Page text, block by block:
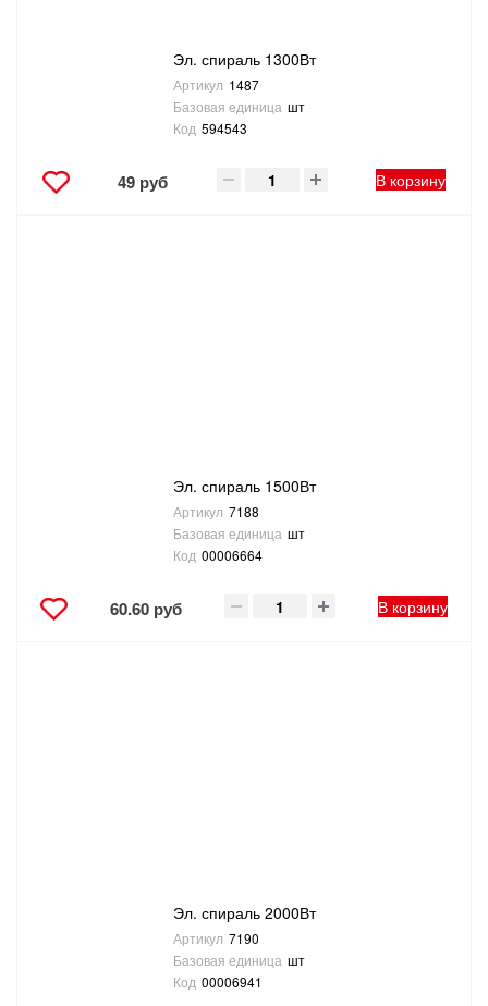
Эл. спираль 1300Вт
Артикул 1487
Базовая единица шт
Код 594543
49 руб В корзину
Эл. спираль 1500Вт
Артикул 7188
Базовая единица шт
Код 00006664
60.60 руб В корзину
Эл. спираль 2000Вт
Артикул 7190
Базовая единица шт
Код 00006941